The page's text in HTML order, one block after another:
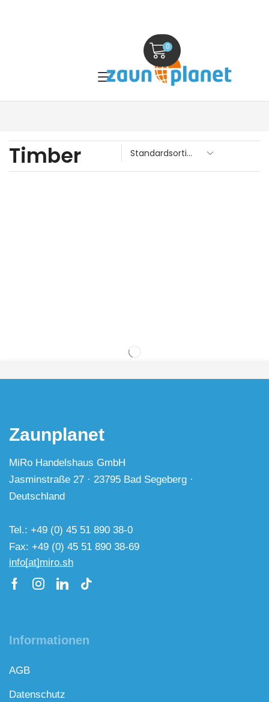
0
Timber
Zaunplanet
MiRo Handelshaus GmbH
Jasminstraße 27 · 23795 Bad Segeberg ·
Deutschland
Tel.: +49 (0) 45 51 890 38-0
Fax: +49 (0) 45 51 890 38-69
info[at]miro.sh
Informationen
AGB
Datenschutz